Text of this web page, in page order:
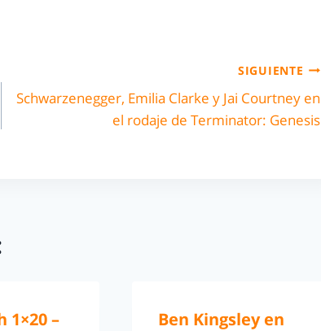
SIGUIENTE
Schwarzenegger, Emilia Clarke y Jai Courtney en
el rodaje de Terminator: Genesis
1×20 –
Ben Kingsley en